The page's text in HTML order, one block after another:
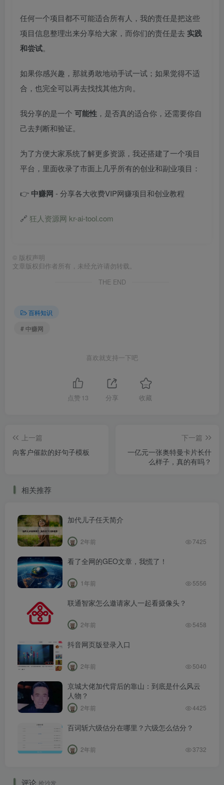
任何一个项目都不可能适合所有人，我的责任是把这些
项目信息整理出来分享给大家，而你们的责任是去 实践
和尝试。
如果你感兴趣，那就勇敢地动手试一试；如果觉得不适
合，也完全可以再去找找其他方向。
我分享的是一个 可能性 ，是否真的适合你，还需要你自
己去判断和验证。
为了方便大家系统了解更多资源，我还搭建了一个项目
平台，里面收录了市面上几乎所有的创业和副业项目：
👉 中赚网 - 分享各大收费VIP网赚项目和创业教程
🔗 狂人资源网 kr-ai-tool.com
© 版权声明
文章版权归作者所有，未经允许请勿转载。
THE END
百科知识
# 中赚网
喜欢就支持一下吧
点赞 13 分享 收藏
上一篇
向客户催款的好句子模板
下一篇
一亿元一张奥特曼卡片长什
么样子，真的有吗？
相关推荐
加代儿子任天简介
2年前 7425
看了全网的GEO文章，我慌了！
1年前 5556
联通智家怎么邀请家人一起看摄像头？
2年前 5458
抖音网页版登录入口
2年前 5040
京城大佬加代背后的靠山：到底是什么风云
人物？
2年前 4425
百词斩六级估分在哪里？六级怎么估分？
2年前 3732
评论 抢沙发